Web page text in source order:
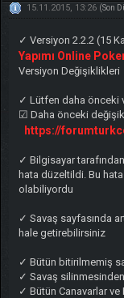
15.11.2015, 13:26 (Son
✓ Versiyon 2.2.2 (15
Yapımı Online
Versiyon Değişiklikleri
✓ Lütfen daha önceki
☑ Daha önceki
https://
✓ Bilgisayar
hata düzeltildi. Bu
olabiliyordu
✓ Savaş sayfasında
hale getirebilirsiniz
✓ Bütün bitirilmemiş
✓ Savaş
✓ Bütün Canavarlar ve